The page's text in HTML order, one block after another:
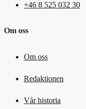
+46 8 525 032 30
Om oss
Om oss
Redaktionen
Vår historia